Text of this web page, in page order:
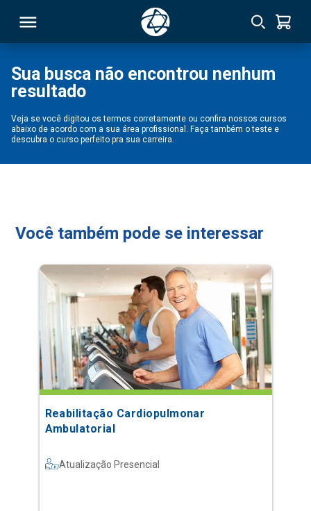
Sua busca não encontrou nenhum
resultado
Veja se você digitou os termos corretamente ou confira nossos cursos
abaixo de acordo com a sua área profissional. Faça também o teste e
descubra o curso perfeito pra sua carreira.
Você também pode se interessar
Reabilitação Cardiopulmonar
Ambulatorial
Atualização Presencial